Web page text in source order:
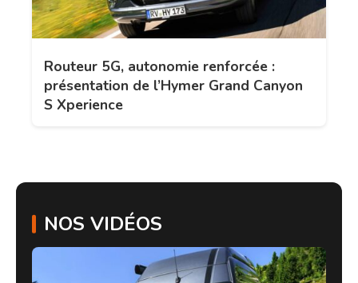
Routeur 5G, autonomie renforcée :
présentation de l’Hymer Grand Canyon
S Xperience
NOS VIDÉOS